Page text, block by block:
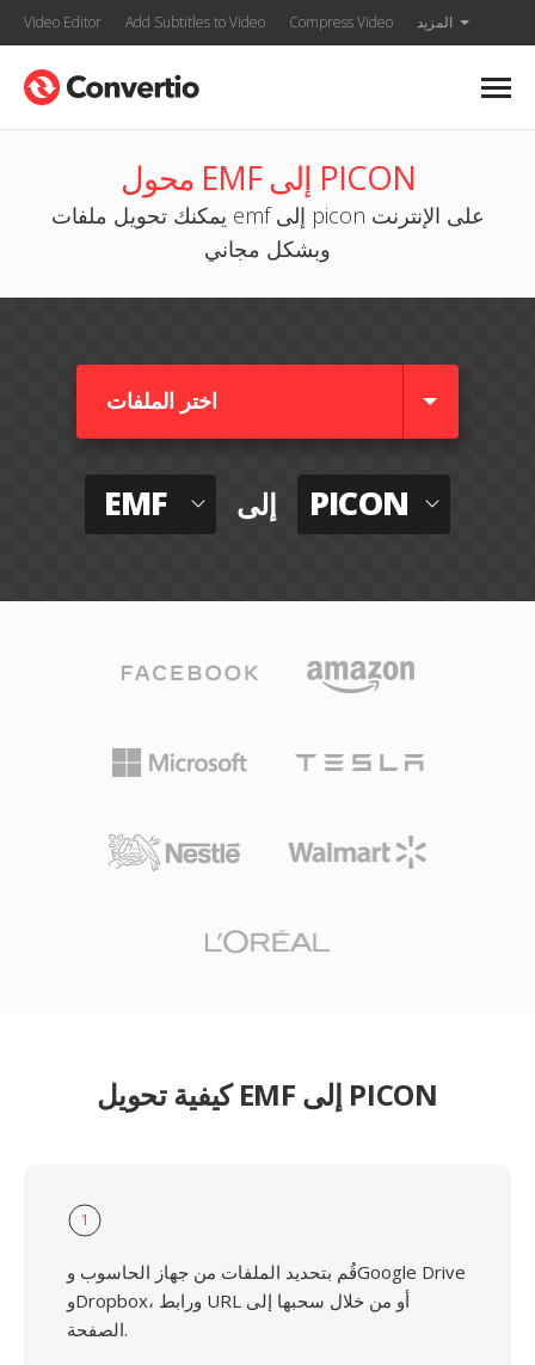
Video Editor Add Subtitles to Video Compress Video المزيد
محول EMF إلى PICON
يمكنك تحويل ملفات emf إلى picon على الإنترنت
وبشكل مجاني
اختر الملفات
EMF إلى PICON
كيفية تحويل EMF إلى PICON
1
قُم بتحديد الملفات من جهاز الحاسوب وGoogle Drive
وDropbox، ورابط URL أو من خلال سحبها إلى
الصفحة.